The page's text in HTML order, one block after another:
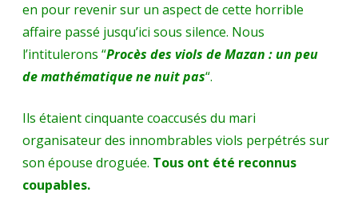
propos
partie
en pour revenir sur un aspect de cette horrible
affaire passé jusqu’ici sous silence. Nous
l’intitulerons “Procès des viols de Mazan : un peu
de mathématique ne nuit pas“.
Ils étaient cinquante coaccusés du mari
organisateur des innombrables viols perpétrés sur
son épouse droguée. Tous ont été reconnus
coupables.